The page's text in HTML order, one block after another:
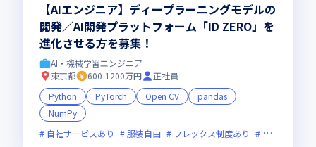
【AIエンジニア】ディープラーニングモデルの
開発／AI開発プラットフォーム「ID ZERO」を
進化させる方を募集！
AI・機械学習エンジニア
東京都
600-1200万円
正社員
Python
PyTorch Open CV
pandas
NumPy
自社サービスあり
服装自由 フレックス制度あり 新技術に積極